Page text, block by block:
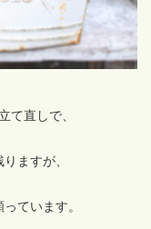
て直しで、
ますが、
ています。